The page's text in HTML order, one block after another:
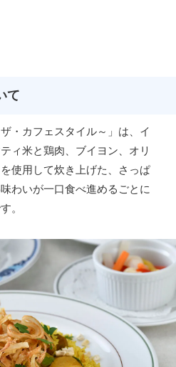
て
・カフェスタイル～」は、イ
ィ米と鶏肉、ブイヨン、オリ
使用して炊き上げた、さっぱ
わいが一口食べ進めるごとに
。